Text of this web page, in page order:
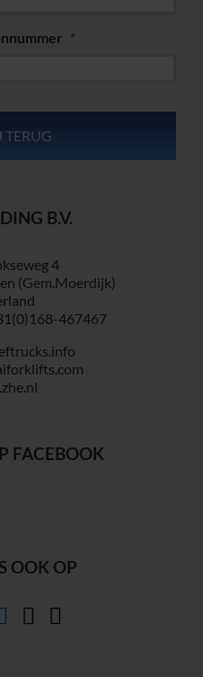
*
B.V.
4
(Gem.Moerdijk)
467467
FACEBOOK
OOK OP